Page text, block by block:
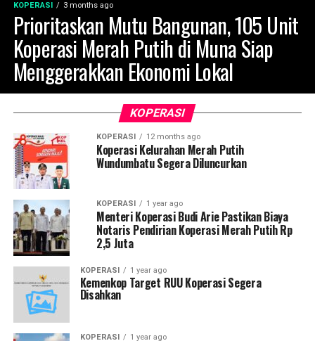
KOPERASI 3 months ago
Prioritaskan Mutu Bangunan, 105 Unit
Koperasi Merah Putih di Muna Siap
Menggerakkan Ekonomi Lokal
KOPERASI
KOPERASI 12 months ago
Koperasi Kelurahan Merah Putih
Wundumbatu Segera Diluncurkan
KOPERASI 1 year ago
Menteri Koperasi Budi Arie Pastikan Biaya
Notaris Pendirian Koperasi Merah Putih Rp
2,5 Juta
KOPERASI 1 year ago
Kemenkop Target RUU Koperasi Segera
Disahkan
KOPERASI 1 year ago